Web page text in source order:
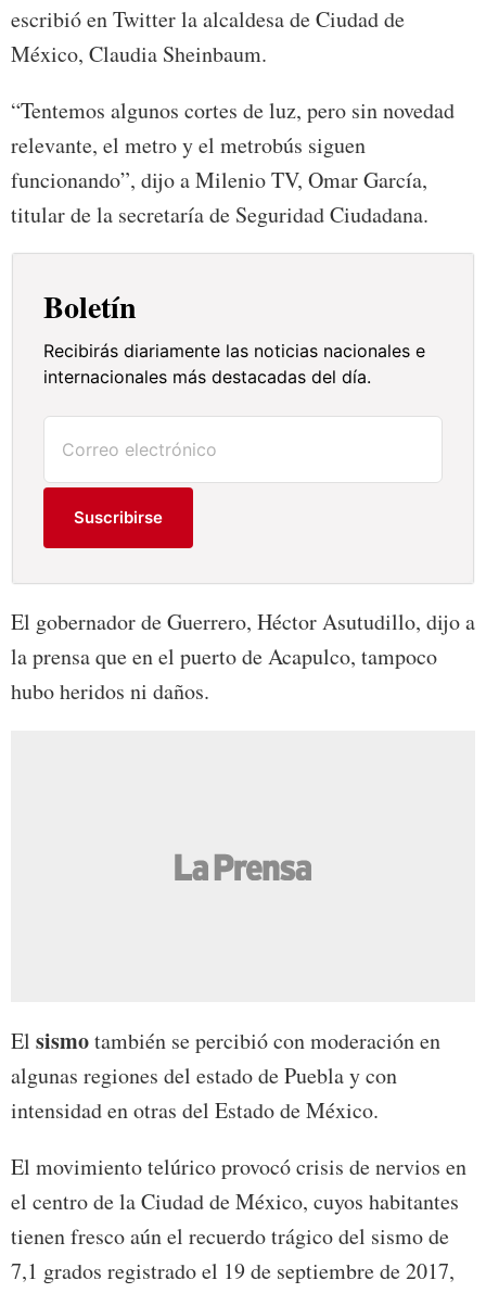
escribió en Twitter la alcaldesa de Ciudad de
México, Claudia Sheinbaum.
“Tentemos algunos cortes de luz, pero sin novedad
relevante, el metro y el metrobús siguen
funcionando”, dijo a Milenio TV, Omar García,
titular de la secretaría de Seguridad Ciudadana.
Boletín
Recibirás diariamente las noticias nacionales e
internacionales más destacadas del día.
Suscribirse
El gobernador de Guerrero, Héctor Asutudillo, dijo a
la prensa que en el puerto de Acapulco, tampoco
hubo heridos ni daños.
El sismotambién se percibió con moderación en
algunas regiones del estado de Puebla y con
intensidad en otras del Estado de México.
El movimiento telúrico provocó crisis de nervios en
el centro de la Ciudad de México, cuyos habitantes
tienen fresco aún el recuerdo trágico del sismo de
7,1 grados registrado el 19 de septiembre de 2017,